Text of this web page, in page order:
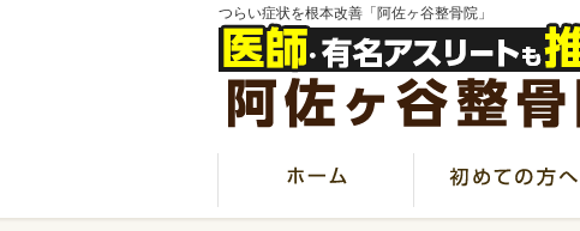
つらい症状を根本改善「阿佐ヶ谷整骨院」